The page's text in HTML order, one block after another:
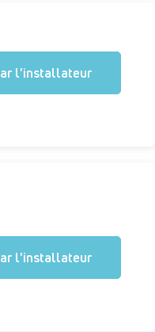
l'installateur
l'installateur